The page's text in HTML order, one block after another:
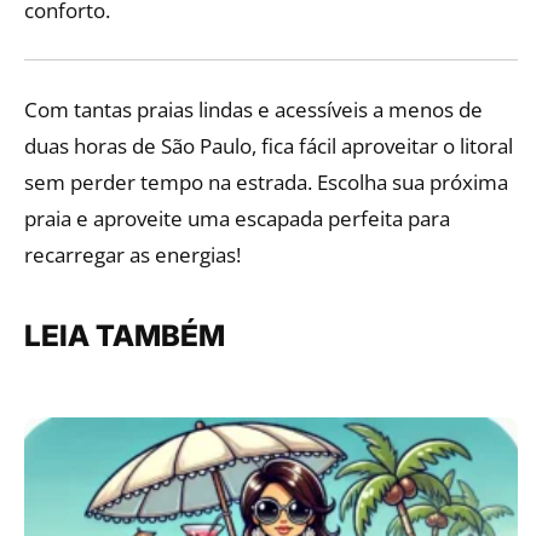
conforto.
Com tantas praias lindas e acessíveis a menos de
duas horas de São Paulo, fica fácil aproveitar o litoral
sem perder tempo na estrada. Escolha sua próxima
praia e aproveite uma escapada perfeita para
recarregar as energias!
LEIA TAMBÉM